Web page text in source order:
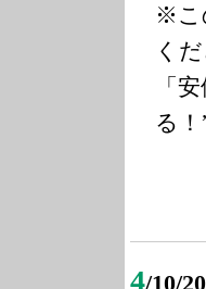
※こ
くだ
「
る！
4/10/